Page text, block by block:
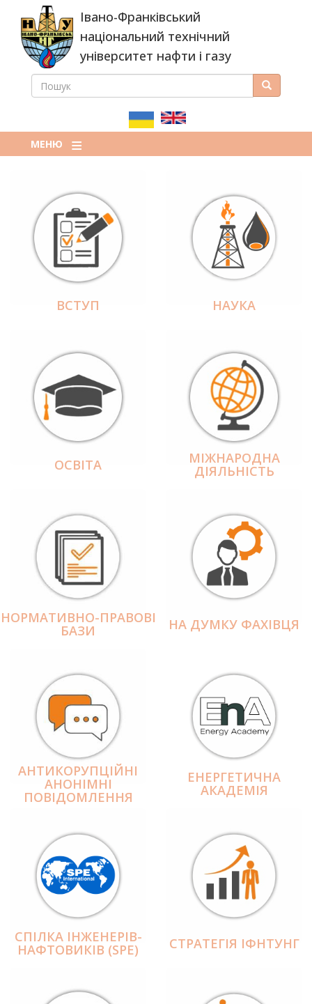
основного
вмісту
Івано-Франківський
національний технічний
університет нафти і газу
ПОШУКОВА
ПОШУК Пошук
МЕНЮ
ВСТУП НАУКА
ОСВІТА МІЖНАРОДНА
ДІЯЛЬНІCТЬ
НОРМАТИВНО-ПРАВОВІ
БАЗИ НА ДУМКУ ФАХІВЦЯ
АНТИКОРУПЦІЙНІ
АНОНІМНІ
ПОВІДОМЛЕННЯ
ЕНЕРГЕТИЧНА
АКАДЕМІЯ
СПІЛКА ІНЖЕНЕРІВ-
НАФТОВИКІВ (SPE) СТРАТЕГІЯ ІФНТУНГ